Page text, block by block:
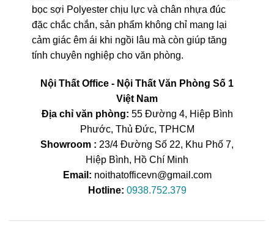
bọc sợi Polyester chịu lực và chân nhựa đúc
đặc chắc chắn, sản phẩm không chỉ mang lại
cảm giác êm ái khi ngồi lâu mà còn giúp tăng
tính chuyên nghiệp cho văn phòng.
Nội Thất Office - Nội Thất Văn Phòng Số 1
Việt Nam
Địa chỉ văn phòng: 55 Đường 4, Hiệp Bình
Phước, Thủ Đức, TPHCM
Showroom : 23/4 Đường Số 22, Khu Phố 7,
Hiệp Bình, Hồ Chí Minh
Email: noithatofficevn@gmail.com
Hotline: 0938.752.379